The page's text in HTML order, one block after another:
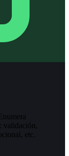
validación,
etc.